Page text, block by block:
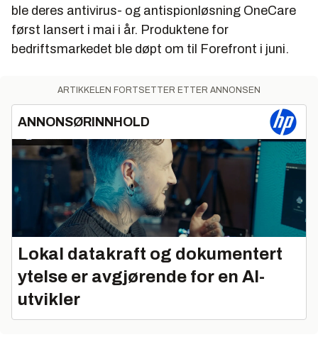
ble deres antivirus- og antispionløsning OneCare
først lansert i mai i år. Produktene for
bedriftsmarkedet ble døpt om til Forefront i juni.
ARTIKKELEN FORTSETTER ETTER ANNONSEN
ANNONSØRINNHOLD
Lokal datakraft og dokumentert
ytelse er avgjørende for en AI-
utvikler